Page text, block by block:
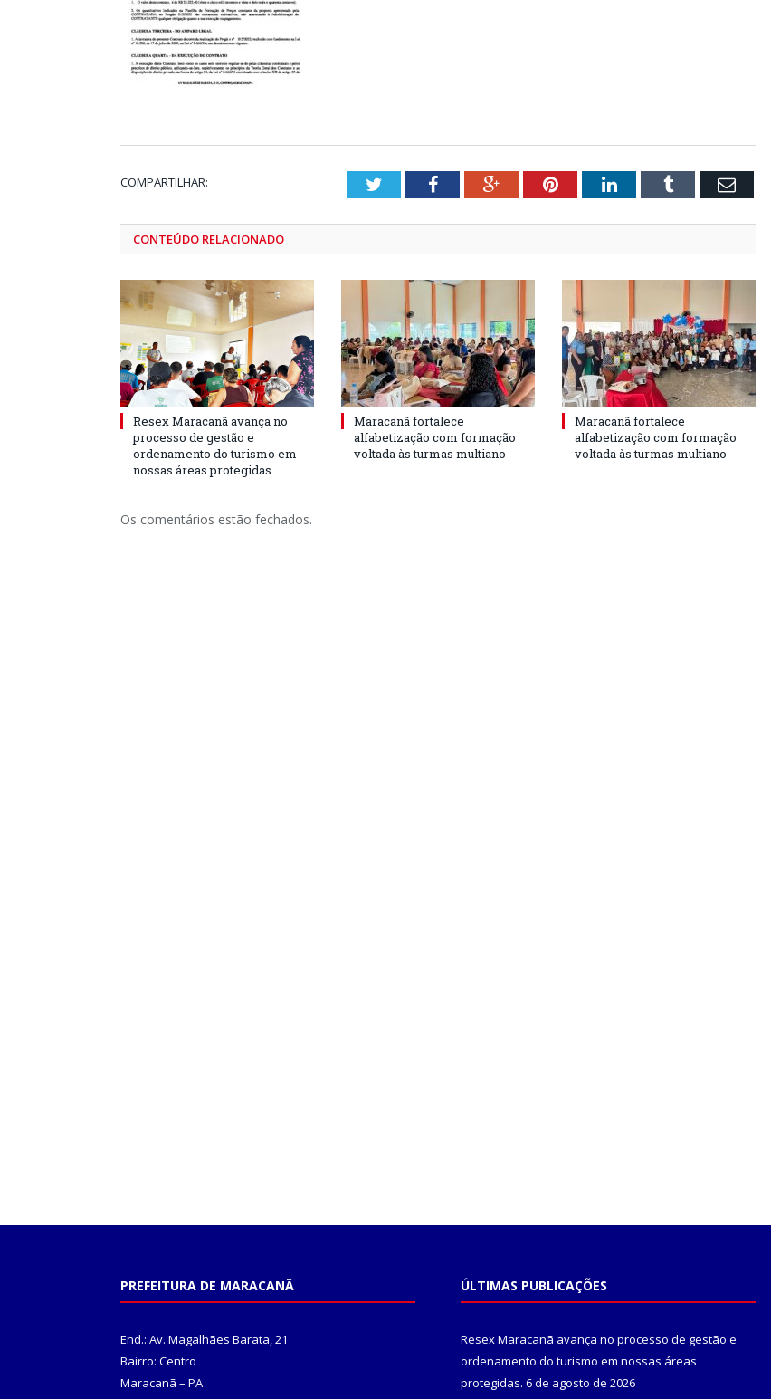
COMPARTILHAR: TwitterFacebookGoogle+PinterestLinkedInTumblr Email
CONTEÚDO RELACIONADO
Resex Maracanã avança no
processo de gestão e
ordenamento do turismo em
nossas áreas protegidas.
Maracanã fortalece
alfabetização com formação
voltada às turmas multiano
Maracanã fortalece
alfabetização com formação
voltada às turmas multiano
Os comentários estão fechados.
PREFEITURA DE MARACANÃ
End.: Av. Magalhães Barata, 21
Bairro: Centro
Maracanã – PA
ÚLTIMAS PUBLICAÇÕES
Resex Maracanã avança no processo de gestão e
ordenamento do turismo em nossas áreas
protegidas. 6 de agosto de 2026